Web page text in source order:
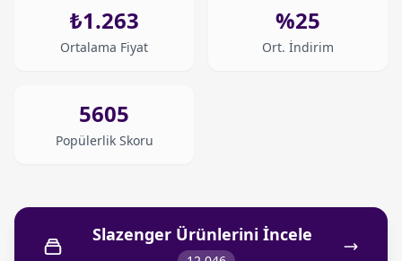
₺1.263
Ortalama Fiyat
%25
Ort. İndirim
5605
Popülerlik Skoru